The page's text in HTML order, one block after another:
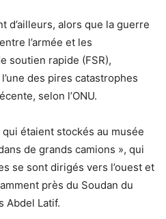
d’ailleurs, alors que la guerre
l’armée et les
soutien rapide (FSR),
des pires catastrophes
selon l’ONU.
étaient stockés au musée
de grands camions », qui
se sont dirigés vers l’ouest et
près du Soudan du
Abdel Latif.